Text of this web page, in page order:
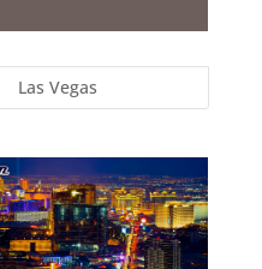
Las Vegas